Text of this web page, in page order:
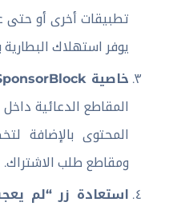
تطبيقات أخرى أو حتى
يوفر استهلاك
خاصية SponsorBlock:
المقاطع الدعائية
المحتوى بالإضافة
ومقاطع طلب الاشتراك.
استعادة زر “لم